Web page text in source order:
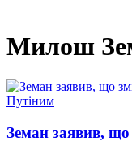
Милош
Земан заявив, що